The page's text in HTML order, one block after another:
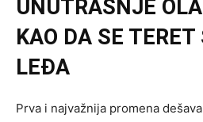
UNUTRAŠNJE
KAO DA SE
LEĐA
Prva i najvažnija promena